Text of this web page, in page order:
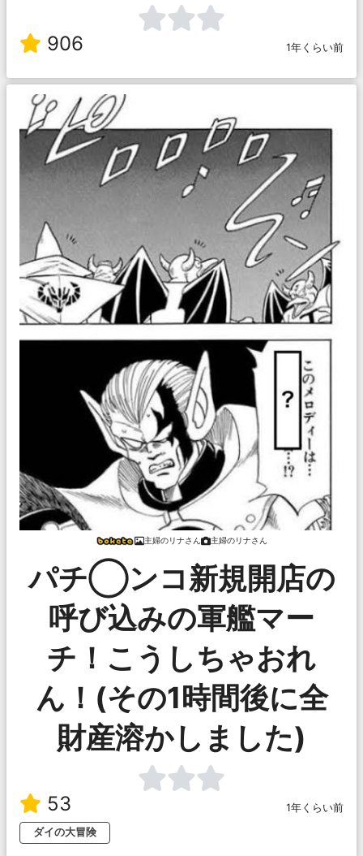
906 1年くらい前
主婦のリナさん 主婦のリナさん
パチ◯ンコ新規開店の
呼び込みの軍艦マー
チ！こうしちゃおれ
ん！(その1時間後に全
財産溶かしました)
53
1年くらい前
ダイの大冒険